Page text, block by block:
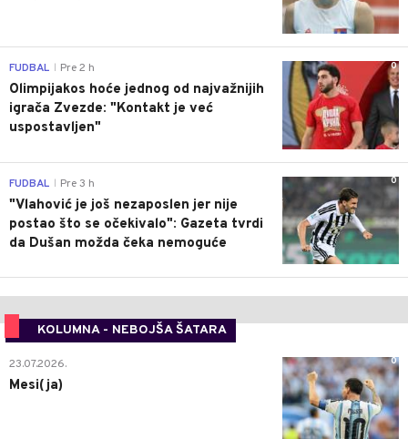
0
FUDBAL Pre 2 h
Olimpijakos hoće jednog od najvažnijih
igrača Zvezde: "Kontakt je već
uspostavljen"
0
FUDBAL Pre 3 h
"Vlahović je još nezaposlen jer nije
postao što se očekivalo": Gazeta tvrdi
da Dušan možda čeka nemoguće
KOLUMNA - NEBOJŠA ŠATARA
0
23.07.2026.
Mesi(ja)